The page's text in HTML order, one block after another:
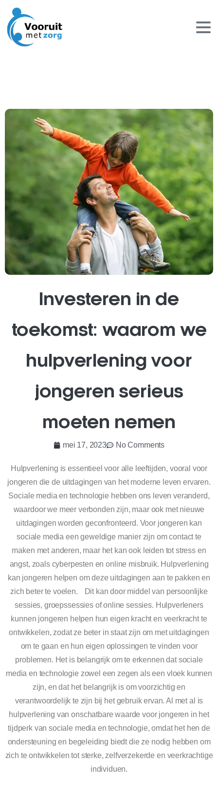
Investeren in de
toekomst: waarom we
hulpverlening voor
jongeren serieus
moeten nemen
mei 17, 2023 No Comments
​Hulpverlening is essentieel voor alle leeftijden, vooral voor
jongeren die de uitdagingen van het moderne leven ervaren.
Sociale media en technologie hebben ons leven veranderd,
waardoor we meer verbonden zijn, maar ook met nieuwe
uitdagingen worden geconfronteerd. Voor jongeren kan
sociale media een geweldige manier zijn om contact te
maken met anderen, maar het kan ook leiden tot stress en
angst, zoals cyberpesten en online misbruik. Hulpverlening
kan jongeren helpen om deze uitdagingen aan te pakken en
zich beter te voelen. Dit kan door middel van persoonlijke
sessies, groepssessies of online sessies. Hulpverleners
kunnen jongeren helpen hun eigen kracht en veerkracht te
ontwikkelen, zodat ze beter in staat zijn om met uitdagingen
om te gaan en hun eigen oplossingen te vinden voor
problemen. Het is belangrijk om te erkennen dat sociale
media en technologie zowel een zegen als een vloek kunnen
zijn, en dat het belangrijk is om voorzichtig en
verantwoordelijk te zijn bij het gebruik ervan. Al met al is
hulpverlening van onschatbare waarde voor jongeren in het
tijdperk van sociale media en technologie, omdat het hen de
ondersteuning en begeleiding biedt die ze nodig hebben om
zich te ontwikkelen tot sterke, zelfverzekerde en veerkrachtige
individuen.